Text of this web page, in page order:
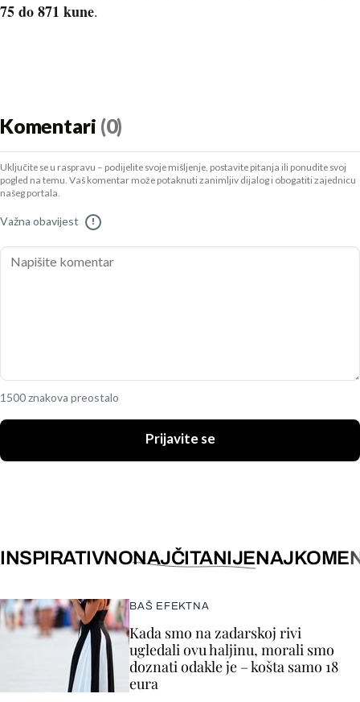
75 do 871 kune.
Komentari (0)
Uključite se u raspravu – podijelite svoje mišljenje, postavite pitanja ili ponudite svoj
pogled na temu. Vaš komentar može potaknuti zanimljiv dijalog i obogatiti zajednicu
našeg portala.
Važna obavijest !
1500 znakova preostalo
Prijavite se
INSPIRATIVNONAJČITANIJE
BAŠ EFEKTNA
Kada smo na zadarskoj rivi
ugledali ovu haljinu, morali smo
doznati odakle je – košta samo 18
eura